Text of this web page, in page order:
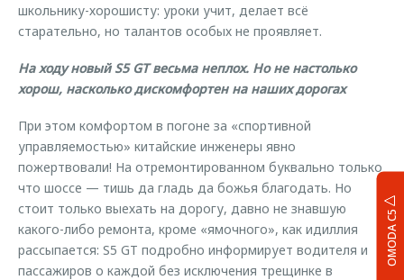
OMODA C5
школьнику-хорошисту: уроки учит, делает всё
старательно, но талантов особых не проявляет.
На ходу новый S5 GT весьма неплох. Но не настолько
хорош, насколько дискомфортен на наших дорогах
При этом комфортом в погоне за «спортивной
управляемостью» китайские инженеры явно
пожертвовали! На отремонтированном буквально только
что шоссе — тишь да гладь да божья благодать. Но
стоит только выехать на дорогу, давно не знавшую
какого-либо ремонта, кроме «ямочного», как идиллия
рассыпается: S5 GT подробно информирует водителя и
пассажиров о каждой без исключения трещинке в